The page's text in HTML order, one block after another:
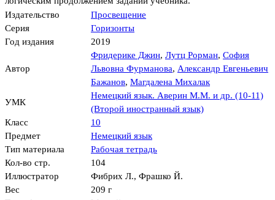
Издательство
Просвещение
Серия
Горизонты
Год издания
2019
Автор
Фридерике Джин, Лутц Рорман, София
Львовна Фурманова, Александр Евгеньевич
Бажанов, Магдалена Михалак
УМК
Немецкий язык. Аверин М.М. и др. (10-11)
(Второй иностранный язык)
Класс
10
Предмет
Немецкий язык
Тип материала
Рабочая тетрадь
Кол-во стр.
104
Иллюстратор
Фибрих Л., Фрашко Й.
Вес
209 г